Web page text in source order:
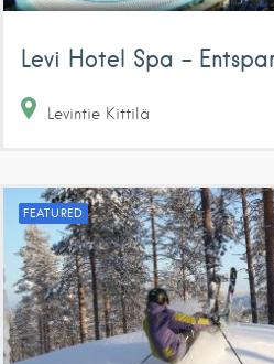
Levi Hotel Spa –
Levintie Kittilä
FEATURED